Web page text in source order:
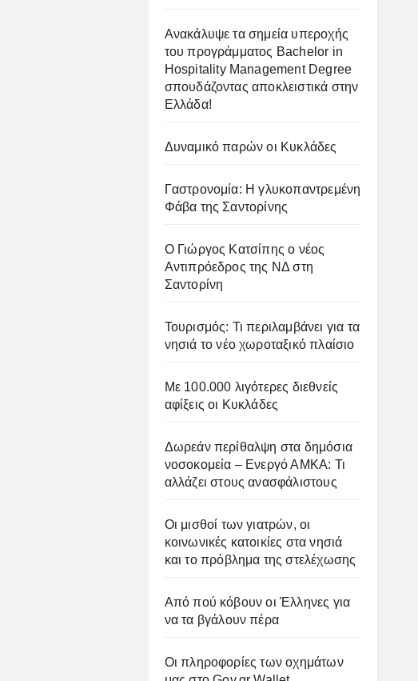
Ανακάλυψε τα σημεία υπεροχής
του προγράμματος Bachelor in
Hospitality Management Degree
σπουδάζοντας αποκλειστικά στην
Ελλάδα!
Δυναμικό παρών οι Κυκλάδες
Γαστρονομία: Η γλυκοπαντρεμένη
Φάβα της Σαντορίνης
Ο Γιώργος Κατσίπης ο νέος
Αντιπρόεδρος της ΝΔ στη
Σαντορίνη
Τουρισμός: Τι περιλαμβάνει για τα
νησιά το νέο χωροταξικό πλαίσιο
Με 100.000 λιγότερες διεθνείς
αφίξεις οι Κυκλάδες
Δωρεάν περίθαλψη στα δημόσια
νοσοκομεία – Ενεργό ΑΜΚΑ: Τι
αλλάζει στους ανασφάλιστους
Οι μισθοί των γιατρών, οι
κοινωνικές κατοικίες στα νησιά
και το πρόβλημα της στελέχωσης
Από πού κόβουν οι Έλληνες για
να τα βγάλουν πέρα
Οι πληροφορίες των οχημάτων